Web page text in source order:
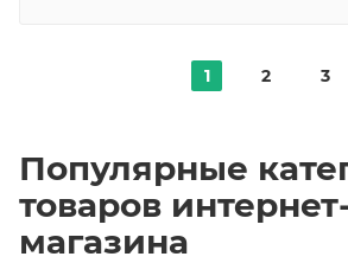
1 2 3
Популярные
товаров
магазина